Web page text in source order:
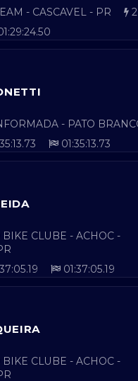
- CASCAVEL - PR
- PATO
01:35:13.73
CLUBE - ACHOC -
01:37:05.19
CLUBE - ACHOC -